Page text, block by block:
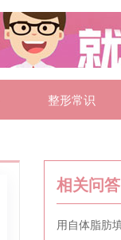
整形常识
相关问答
用自体脂肪